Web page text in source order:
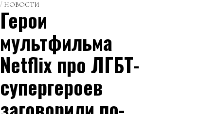
НОВОСТИ
Герои
мультфильма
Netflix про ЛГБТ-
супергероев